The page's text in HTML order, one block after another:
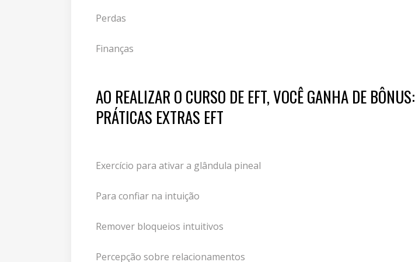
Perdas
Finanças
AO REALIZAR O CURSO DE EFT, VOCÊ GANHA DE BÔNUS:
PRÁTICAS EXTRAS EFT
Exercício para ativar a glândula pineal
Para confiar na intuição
Remover bloqueios intuitivos
Percepção sobre relacionamentos